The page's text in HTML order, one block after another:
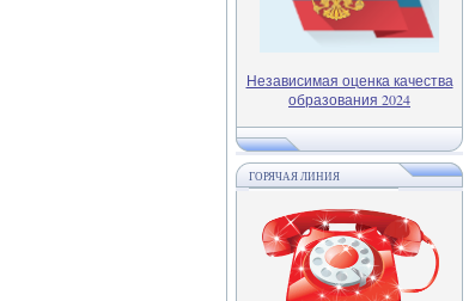
Независимая оценка качества
образования 2024
ГОРЯЧАЯ ЛИНИЯ